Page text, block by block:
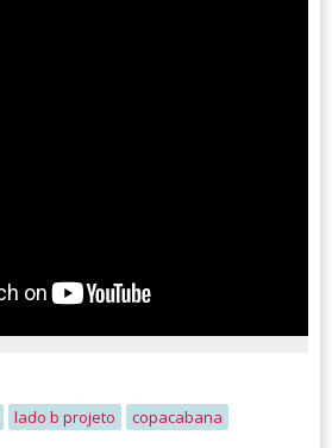
lado b projeto copacabana